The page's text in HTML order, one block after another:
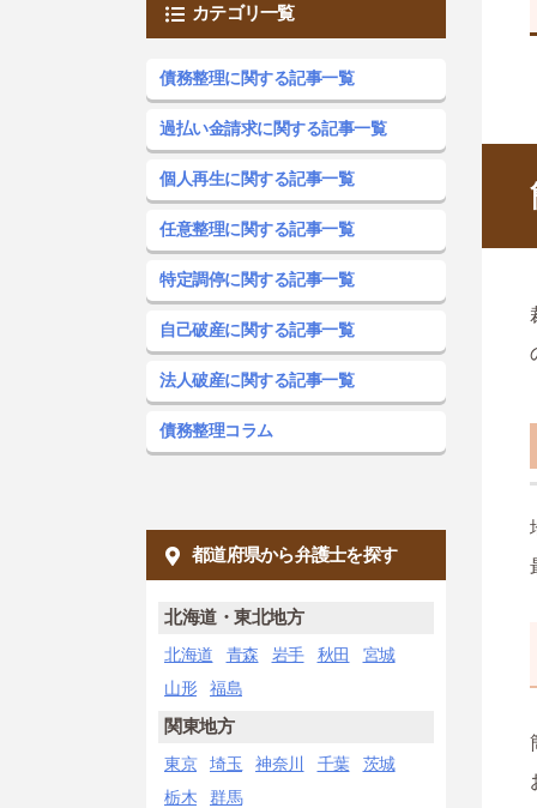
カテゴリ一覧
債務整理に関する記事一覧
過払い金請求に関する記事一覧
個人再生に関する記事一覧
任意整理に関する記事一覧
特定調停に関する記事一覧
自己破産に関する記事一覧
法人破産に関する記事一覧
債務整理コラム
都道府県から弁護士を探す
北海道・東北地方
北海道 青森 岩手 秋田
宮城
山形
福島
関東地方
東京 埼玉 神奈川 千葉
茨城
栃木
群馬